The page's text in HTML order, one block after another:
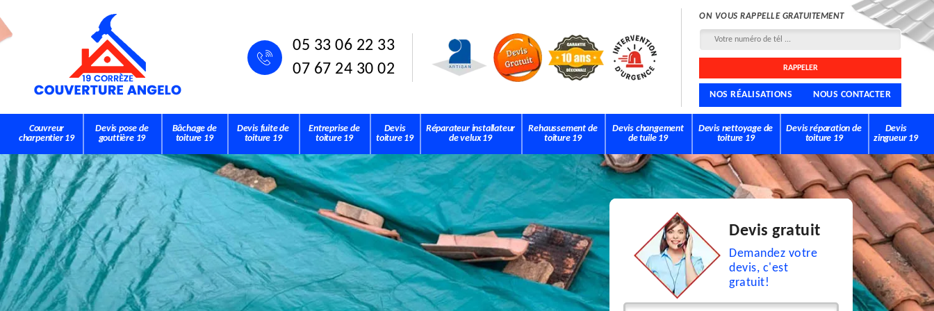
05 33 06 22 33
07 67 24 30 02
ON VOUS RAPPELLE GRATUITEMENT
NOS RÉALISATIONS NOUS CONTACTER
Couvreur
charpentier 19
Devis pose de
gouttière 19
Bâchage de
toiture 19
Devis fuite de
toiture 19
Entreprise de
toiture 19
Devis
toiture 19
Réparateur installateur
de velux 19
Rehaussement de
toiture 19
Devis changement
de tuile 19
Devis nettoyage de
toiture 19
Devis réparation de
toiture 19
Devis
zingueur 19
Devis gratuit
Demandez votre
devis, c'est
gratuit!